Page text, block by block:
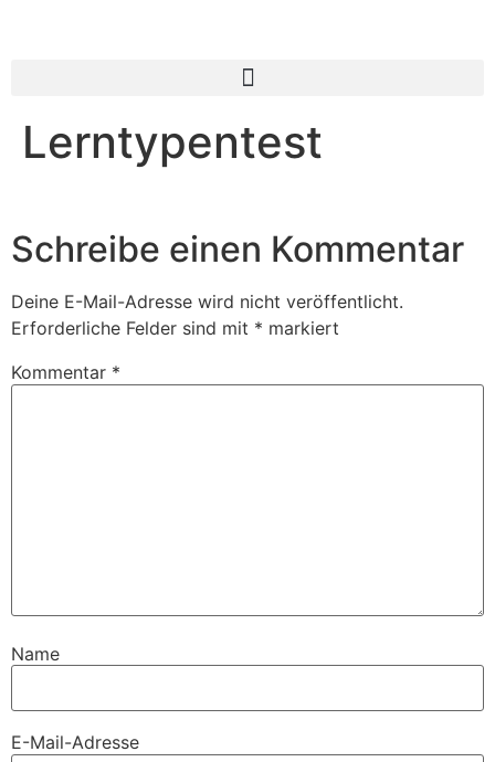
Lerntypentest
Schreibe einen Kommentar
Deine E-Mail-Adresse wird nicht veröffentlicht.
Erforderliche Felder sind mit * markiert
Kommentar *
Name
E-Mail-Adresse